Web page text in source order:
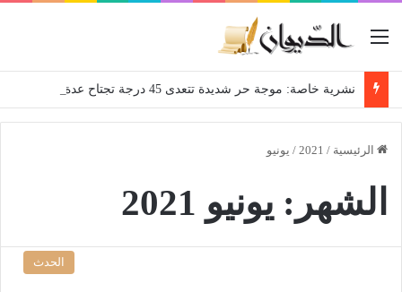
القائمة
الرئيسية /
2021
/ يونيو
الشهر: يونيو 2021
الحدث